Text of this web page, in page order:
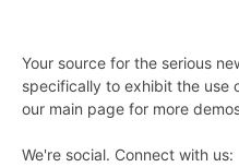
Your source for the serious
specifically to exhibit the use
our main page for more
We're social. Connect with us: